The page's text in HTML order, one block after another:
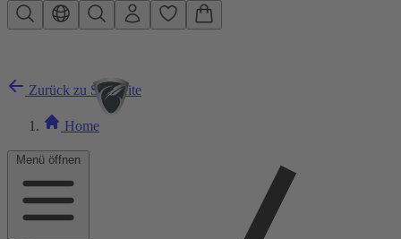
Zum Hauptinhalt springen
Menü öffnen
Zurück zu Startseite
Home